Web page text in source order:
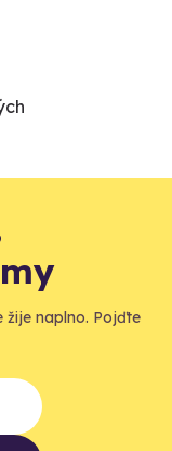
žije naplno. Pojďte